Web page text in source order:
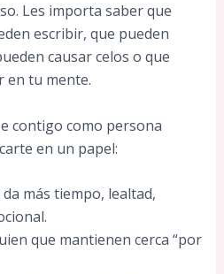
Les importa saber que
escribir, que pueden
causar celos o que
en tu mente.
contigo como persona
en un papel:
más tiempo, lealtad,
que mantienen cerca “por